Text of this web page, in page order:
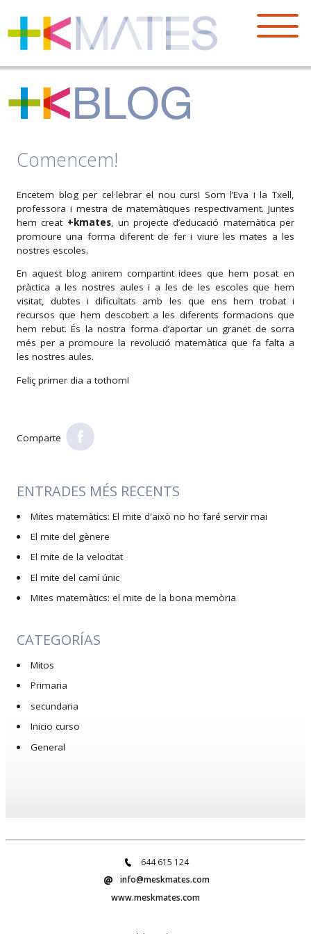
Comencem!
Encetem blog per cel·lebrar el nou curs! Som l’Eva i la Txell,
professora i mestra de matemàtiques respectivament. Juntes
hem creat +kmates, un projecte d’educació matemàtica per
promoure una forma diferent de fer i viure les mates a les
nostres escoles.
En aquest blog anirem compartint idees que hem posat en
pràctica a les nostres aules i a les de les escoles que hem
visitat, dubtes i dificultats amb les que ens hem trobat i
recursos que hem descobert a les diferents formacions que
hem rebut. És la nostra forma d’aportar un granet de sorra
més per a promoure la revolució matemàtica que fa falta a
les nostres aules.
Feliç primer dia a tothom!
Comparte
ENTRADES MÉS RECENTS
Mites matemàtics: El mite d'això no ho faré servir mai
El mite del gènere
El mite de la velocitat
El mite del camí únic
Mites matemàtics: el mite de la bona memòria
CATEGORÍAS
Mitos
Primaria
secundaria
Inicio curso
General
644 615 124
info@meskmates.com
www.meskmates.com